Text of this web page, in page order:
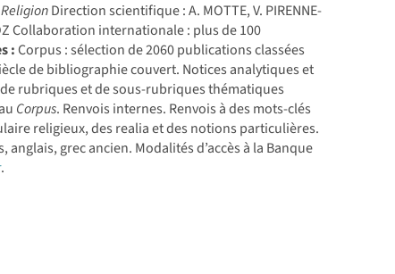
Direction scientifique : A. MOTTE, V. PIRENNE-
Collaboration internationale : plus de 100
:Corpus : sélection de 2060 publications classées
de bibliographie couvert. Notices analytiques et
rubriques et de sous-rubriques thématiques
Corpus. Renvois internes. Renvois à des mots-clés
religieux, des realia et des notions particulières.
anglais, grec ancien. Modalités d’accès à la Banque
.